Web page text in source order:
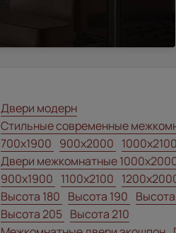
Двери модерн
Стильные современные
700x1900 900x2000 1000x2100
Двери межкомнатные
900x1900 1100x2100
Высота 180 Высота 190
Высота 205 Высота 210